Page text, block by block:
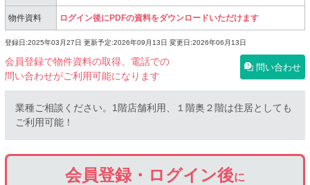
物件資料 ログイン後にPDFの資料をダウンロードいただけます
登録日:2025年03月27日 更新予定:2026年09月13日 変更日:2026年06月13日
会員登録で物件資料の取得、電話での
問い合わせがご利用可能になります
問い合わせ
業種ご相談ください。1階店舗利用、１階奥２階は住居としても
ご利用可能！
会員登録・ログイン後に